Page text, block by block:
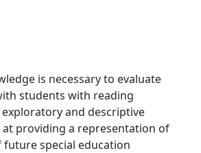
is necessary to evaluate
students with reading
and descriptive
at providing a representation of
special education